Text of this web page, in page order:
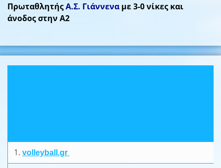
ΠρωταθλητήςΑ.Σ. Γιάννενα με 3-0 νίκες και
άνοδος στην Α2
1. volleyball.gr